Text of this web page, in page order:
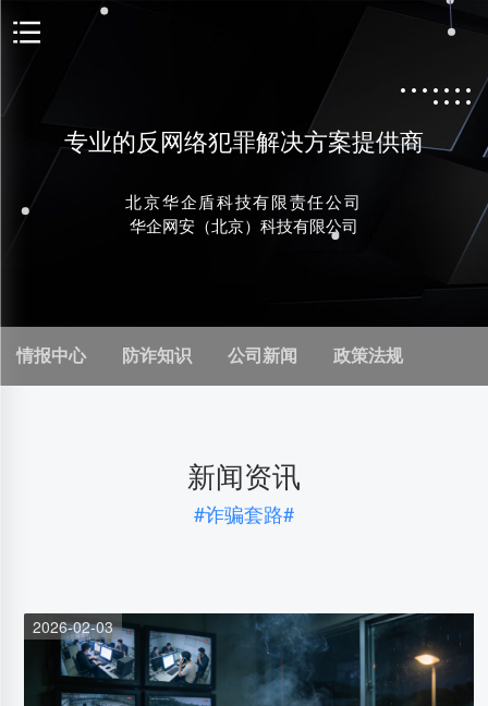
专业的反网络犯罪解决方案提供商
北京华企盾科技有限责任公司
华企网安（北京）科技有限公司
情报中心 防诈知识 公司新闻 政策法规
新闻资讯
#诈骗套路#
2026-02-03